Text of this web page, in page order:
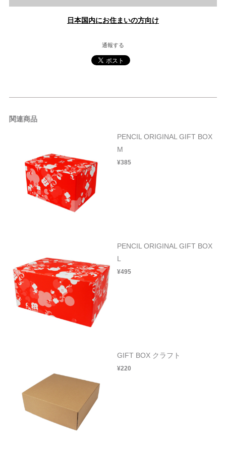
日本国内にお住まいの方向け
通報する
関連商品
PENCIL ORIGINAL GIFT BOX
M
¥385
PENCIL ORIGINAL GIFT BOX
L
¥495
GIFT BOX クラフト
¥220